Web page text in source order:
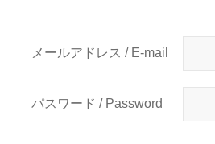
メールアドレス / E-mail
パスワード / Password